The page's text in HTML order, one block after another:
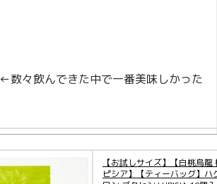
←数々飲んできた中で一番美味しかった
【お試しサイズ】【白桃烏龍
ピシア】【ティーバッグ】ハ